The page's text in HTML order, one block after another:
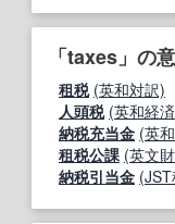
「taxes」の
租税 (英和対訳)
人頭税 (英和経
納税充当金 (英
租税公課 (英文
納税引当金